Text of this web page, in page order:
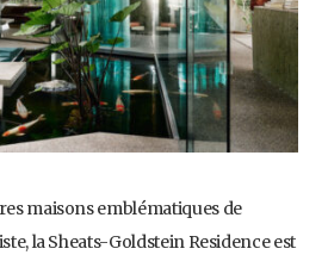
maisons emblématiques de
la Sheats-Goldstein Residence est